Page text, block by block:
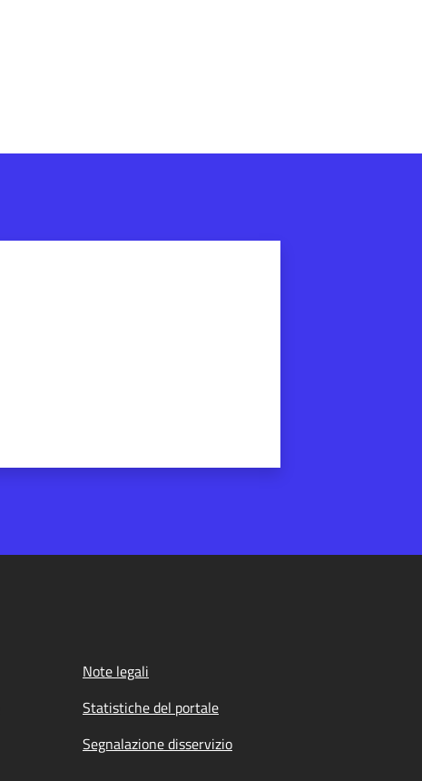
Note legali
Statistiche del portale
Segnalazione disservizio